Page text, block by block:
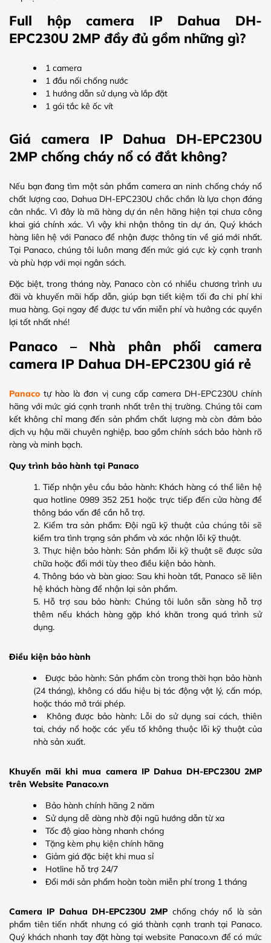
Full hộp camera IP Dahua DH-
EPC230U 2MP đầy đủ gồm những gì?
1 camera
1 đầu nối chống nước
1 hướng dẫn sử dụng và lắp đặt
1 gói tắc kê ốc vít
Giá camera IP Dahua DH-EPC230U
2MP chống cháy nổ có đắt không?
Nếu bạn đang tìm một sản phẩm camera an ninh chống cháy nổ
chất lượng cao, Dahua DH-EPC230U chắc chắn là lựa chọn đáng
cân nhắc. Vì đây là mã hàng dự án nên hãng hiện tại chưa công
khai giá chính xác. Vì vậy khi nhận thông tin dự án, Quý khách
hàng liên hệ với Panaco để nhận được thông tin về giá mới nhất.
Tại Panaco, chúng tôi luôn mang đến mức giá cực kỳ cạnh tranh
và phù hợp với mọi ngân sách.
Đặc biệt, trong tháng này, Panaco còn có nhiều chương trình ưu
đãi và khuyến mãi hấp dẫn, giúp bạn tiết kiệm tối đa chi phí khi
mua hàng. Gọi ngay để được tư vấn miễn phí và hưởng các quyền
lợi tốt nhất nhé!
Panaco – Nhà phân phối camera
camera IP Dahua DH-EPC230U giá rẻ
Panaco tự hào là đơn vị cung cấp camera DH-EPC230U chính
hãng với mức giá cạnh tranh nhất trên thị trường. Chúng tôi cam
kết không chỉ mang đến sản phẩm chất lượng mà còn đảm bảo
dịch vụ hậu mãi chuyên nghiệp, bao gồm chính sách bảo hành rõ
ràng và minh bạch.
Quy trình bảo hành tại Panaco
Tiếp nhận yêu cầu bảo hành: Khách hàng có thể liên hệ
qua hotline 0989 352 251 hoặc trực tiếp đến cửa hàng để
thông báo vấn đề cần hỗ trợ.
Kiểm tra sản phẩm: Đội ngũ kỹ thuật của chúng tôi sẽ
kiểm tra tình trạng sản phẩm và xác nhận lỗi kỹ thuật.
Thực hiện bảo hành: Sản phẩm lỗi kỹ thuật sẽ được sửa
chữa hoặc đổi mới tùy theo điều kiện bảo hành.
Thông báo và bàn giao: Sau khi hoàn tất, Panaco sẽ liên
hệ khách hàng để nhận lại sản phẩm.
Hỗ trợ sau bảo hành: Chúng tôi luôn sẵn sàng hỗ trợ
thêm nếu khách hàng gặp khó khăn trong quá trình sử
dụng.
Điều kiện bảo hành
Được bảo hành: Sản phẩm còn trong thời hạn bảo hành
(24 tháng), không có dấu hiệu bị tác động vật lý, cấn móp,
hoặc tháo mở trái phép.
Không được bảo hành: Lỗi do sử dụng sai cách, thiên
tai, cháy nổ hoặc các yếu tố không thuộc lỗi kỹ thuật của
nhà sản xuất.
Khuyến mãi khi mua camera IP Dahua DH-EPC230U 2MP
trên Website Panaco.vn
Bảo hành chính hãng 2 năm
Sử dụng dễ dàng nhờ đội ngũ hướng dẫn từ xa
Tốc độ giao hàng nhanh chóng
Tặng kèm phụ kiện chính hãng
Giảm giá đặc biệt khi mua sỉ
Hotline hỗ trợ 24/7
Đổi mới sản phẩm hoàn toàn miễn phí trong 1 tháng
Camera IP Dahua DH-EPC230U 2MP chống cháy nổ là sản
phẩm tiên tiến nhất nhưng có giá thành cạnh tranh tại Panaco.
Quý khách nhanh tay đặt hàng tại website Panaco.vn để có mức